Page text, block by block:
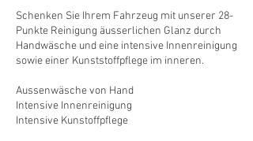
Schenken Sie Ihrem Fahrzeug mit unserer 28-
Punkte Reinigung äusserlichen Glanz durch
Handwäsche und eine intensive Innenreinigung
sowie einer Kunststoffpflege im inneren.
Aussenwäsche von Hand
Intensive Innenreinigung
Intensive Kunstoffpflege